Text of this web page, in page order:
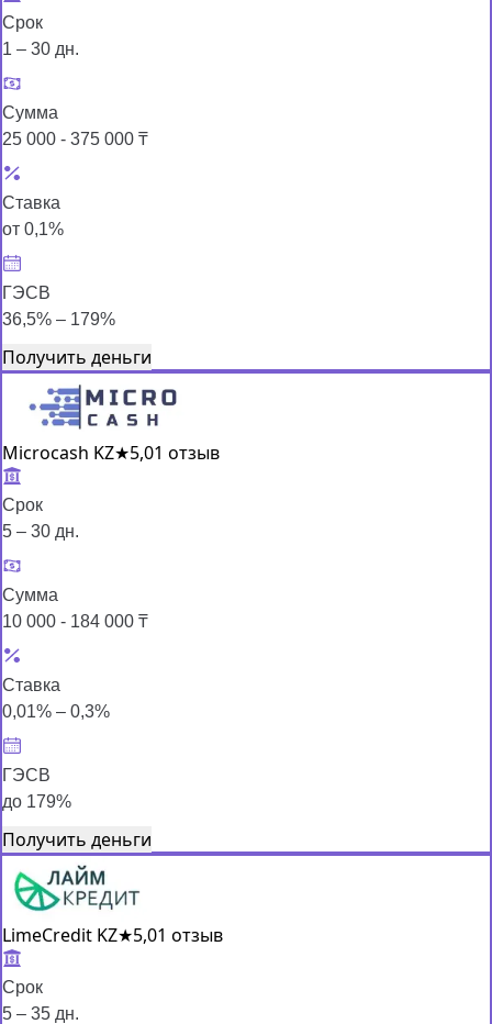
Срок
1 – 30 дн.
Сумма
25 000 - 375 000 ₸
Ставка
от 0,1%
ГЭСВ
36,5% – 179%
Получить деньги
Microcash KZ★5,01 отзыв
Срок
5 – 30 дн.
Сумма
10 000 - 184 000 ₸
Ставка
0,01% – 0,3%
ГЭСВ
до 179%
Получить деньги
LimeCredit KZ★5,01 отзыв
Срок
5 – 35 дн.